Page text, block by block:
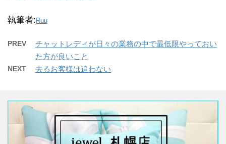
執筆者:Ruu
PREV
チャットレディが日々の業務の中で最低限やっておい
た方が良いこと
NEXT 去るお客様は追わない